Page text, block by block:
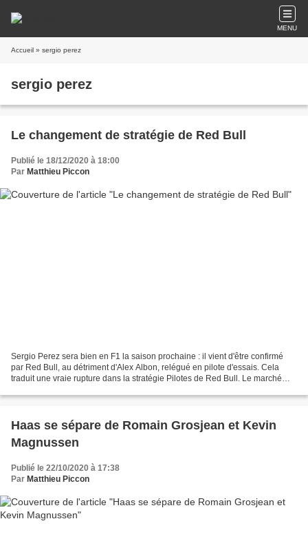
MENU
Accueil » sergio perez
sergio perez
Le changement de stratégie de Red Bull
Publié le 18/12/2020 à 18:00
Par Matthieu Piccon
Sergio Perez sera bien en F1 la saison prochaine : il vient d'être confirmé
par Red Bull, au détriment d'Alex Albon, relégué en pilote d'essais. Cela
traduit une vraie rupture dans la stratégie Pilotes de Red Bull. Le marché
Haas se sépare de Romain Grosjean et Kevin
Magnussen
Publié le 22/10/2020 à 17:38
Par Matthieu Piccon